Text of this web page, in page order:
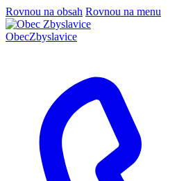
Rovnou na obsah Rovnou na menu
ObecZbyslavice